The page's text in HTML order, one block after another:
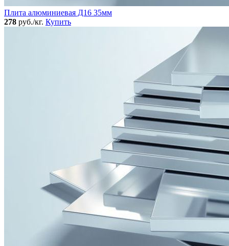
Плита алюминиевая Д16 35мм
278 руб./кг. Купить